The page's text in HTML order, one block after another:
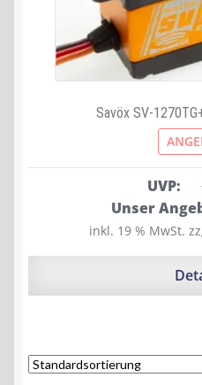
Savöx SV-
UVP:
Preis
war:
Unser
inkl. 19 % MwSt.